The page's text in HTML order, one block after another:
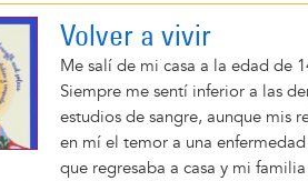
Volver a vivir
Me salí de mi casa a la edad de
Siempre me sentí inferior a las
estudios de sangre, aunque mis
en mí el temor a una
que regresaba a casa y mi